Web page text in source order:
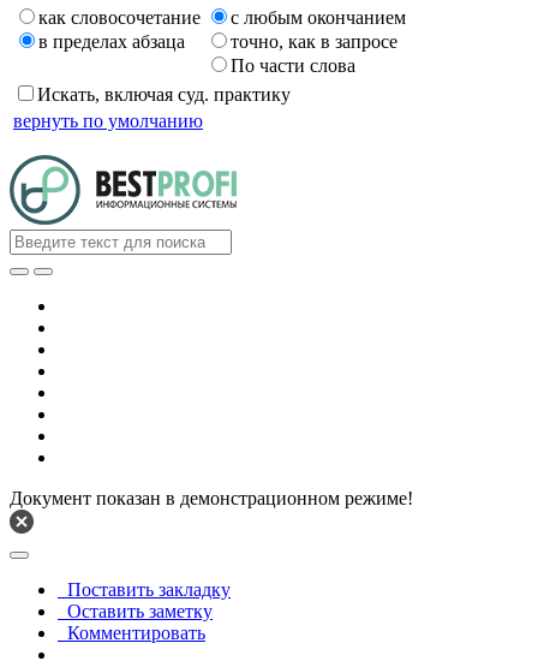
как словосочетание
в пределах абзаца
с любым окончанием
точно, как в запросе
По части слова
Искать, включая суд. практику
вернуть по умолчанию
Документ показан в демонстрационном режиме!
Поставить закладку
Оставить заметку
Комментировать